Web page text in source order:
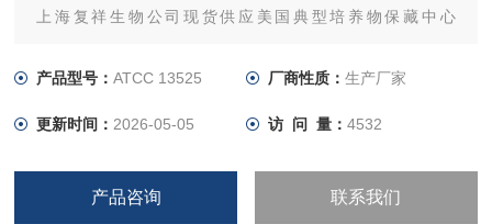
上海复祥生物公司现货供应美国典型培养物保藏中心
产品型号：ATCC 13525 厂商性质： 生产厂家
更新时间： 2026-05-05 访 问 量： 4532
产品咨询 联系我们